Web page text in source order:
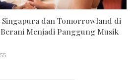
dan Tomorrowland di
Menjadi Panggung Musik